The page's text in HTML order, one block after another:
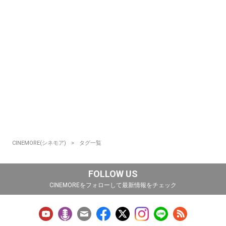
CINEMORE(シネモア) タグ一覧
FOLLOW US
CINEMOREをフォローして最新情報をチェック